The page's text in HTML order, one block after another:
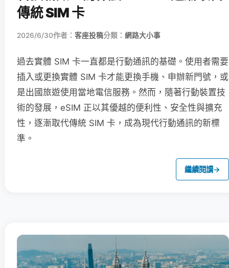
傳統 SIM 卡
2026/6/30作者： 客座投稿分類： 網路大小事
過去實體 SIM 卡一直都是行動通訊的基礎。使用者需要
插入或更換實體 SIM 卡才能更換手機、申辦新門號，或
是出國旅遊使用當地電信服務。然而，隨著行動裝置技
術的發展，eSIM 正以其優越的便利性、安全性與擴充
性，逐漸取代傳統 SIM 卡，成為現代行動通訊的新標
準。
繼續閱讀→